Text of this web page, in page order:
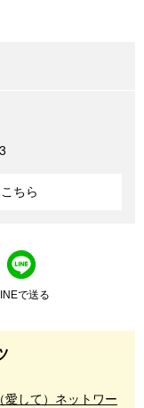
ちら
で送る
愛して）ネットワー